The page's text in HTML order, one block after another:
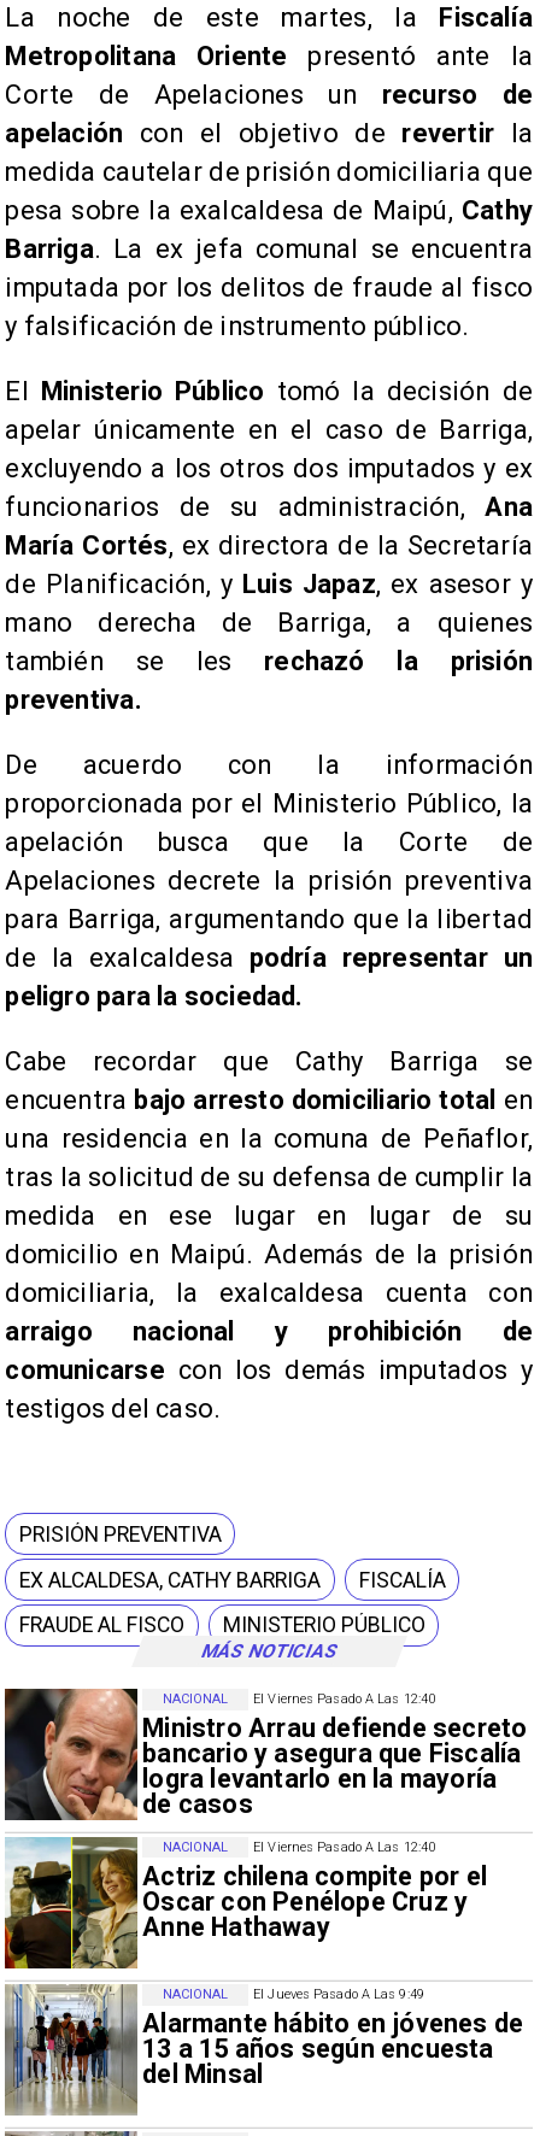
MÁS NOTICIAS
El Viernes Pasado A Las 12:40
Ministro Arrau defiende secreto
bancario y asegura que Fiscalía
logra levantarlo en la mayoría
de casos
NACIONAL
El Viernes Pasado A Las 12:40
Actriz chilena compite por el
Oscar con Penélope Cruz y
Anne Hathaway
NACIONAL
El Jueves Pasado A Las 9:49
Alarmante hábito en jóvenes de
13 a 15 años según encuesta
del Minsal
NACIONAL
​La noche de este martes, la Fiscalía
Metropolitana Oriente presentó ante la
Corte de Apelaciones un recurso de
apelación con el objetivo de revertirla
medida cautelar de prisión domiciliaria que
pesa sobre la exalcaldesa de Maipú, Cathy
Barriga. La ex jefa comunal se encuentra
imputada por los delitos de fraude al fisco
y falsificación de instrumento público.
​El Ministerio Público tomó la decisión de
apelar únicamente en el caso de Barriga,
excluyendo a los otros dos imputados y ex
funcionarios de su administración,Ana
María Cortés, ex directora de la Secretaría
de Planificación, y Luis Japaz, ex asesor y
mano derecha de Barriga, a quienes
también se les rechazó la prisión
preventiva.
​De acuerdo con la información
proporcionada por el Ministerio Público, la
apelación busca que la Corte de
Apelaciones decrete la prisión preventiva
para Barriga, argumentando que la libertad
de la exalcaldesa podría representar un
peligro para la sociedad.
​Cabe recordar que Cathy Barriga se
encuentra bajo arresto domiciliario total en
una residencia en la comuna de Peñaflor,
tras la solicitud de su defensa de cumplir la
medida en ese lugar en lugar de su
domicilio en Maipú. Además de la prisión
domiciliaria, la exalcaldesa cuenta con
arraigo nacional y prohibición de
comunicarse con los demás imputados y
testigos del caso.
PRISIÓN PREVENTIVA
EX ALCALDESA, CATHY BARRIGA
FISCALÍA
FRAUDE AL FISCO
MINISTERIO PÚBLICO